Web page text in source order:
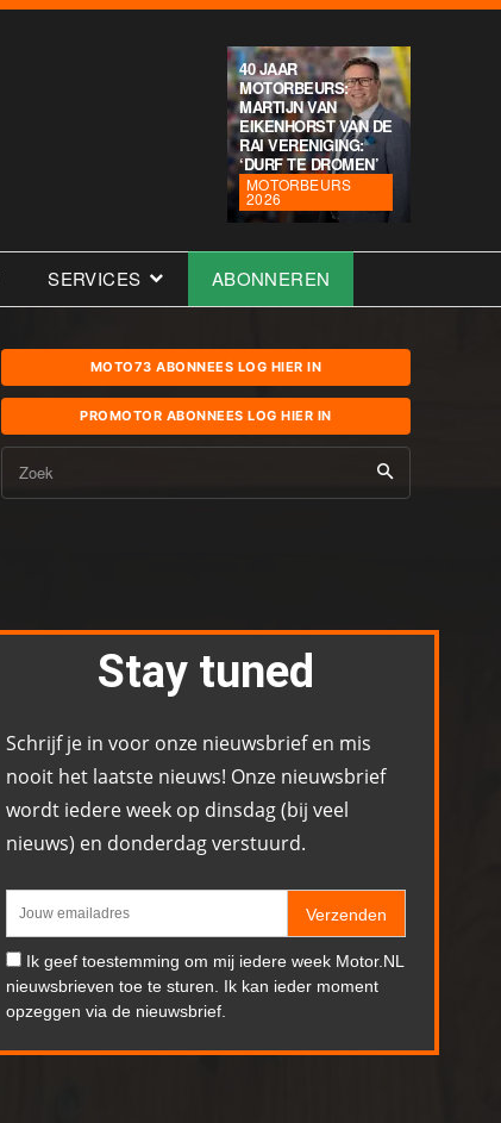
40 JAAR
MOTORBEURS:
MARTIJN VAN
EIKENHORST VAN DE
RAI VERENIGING:
‘DURF TE DROMEN’
MOTORBEURS
2026
SERVICES ABONNEREN
MOTO73 ABONNEES LOG HIER IN
PROMOTOR ABONNEES LOG HIER IN
Zoek
Stay tuned
Schrijf je in voor onze nieuwsbrief en mis
nooit het laatste nieuws! Onze nieuwsbrief
wordt iedere week op dinsdag (bij veel
nieuws) en donderdag verstuurd.
Verzenden
Ik geef toestemming om mij iedere week Motor.NL
nieuwsbrieven toe te sturen. Ik kan ieder moment
opzeggen via de nieuwsbrief.